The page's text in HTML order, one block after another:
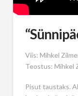
Viis: Mihkel
Teostus: Mihkel
Pisut taustaks.